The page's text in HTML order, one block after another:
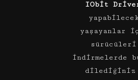
IObit
yaşayanlar
indirmelerde
dilediğiniz